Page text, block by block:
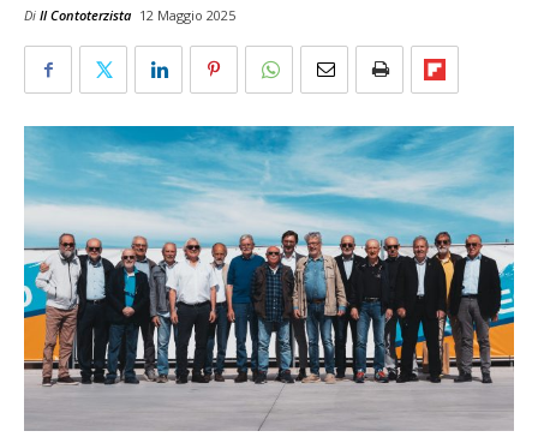
Di Il Contoterzista 12 Maggio 2025